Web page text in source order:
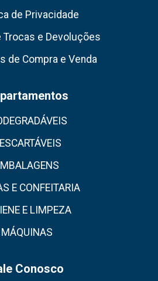
de Privacidade
Trocas e Devoluções
de Compra e Venda
E CONFEITARIA
E LIMPEZA
MÁQUINAS
Conosco